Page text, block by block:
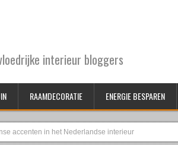
interieur bloggers
RAAMDECORATIE ENERGIE BESPAREN
accenten in het Nederlandse interieur